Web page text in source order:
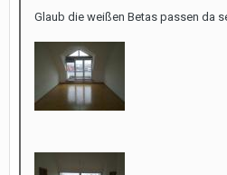
Glaub die weißen Betas passen da